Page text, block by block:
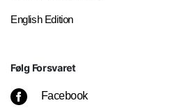
English Edition
Følg Forsvaret
Facebook